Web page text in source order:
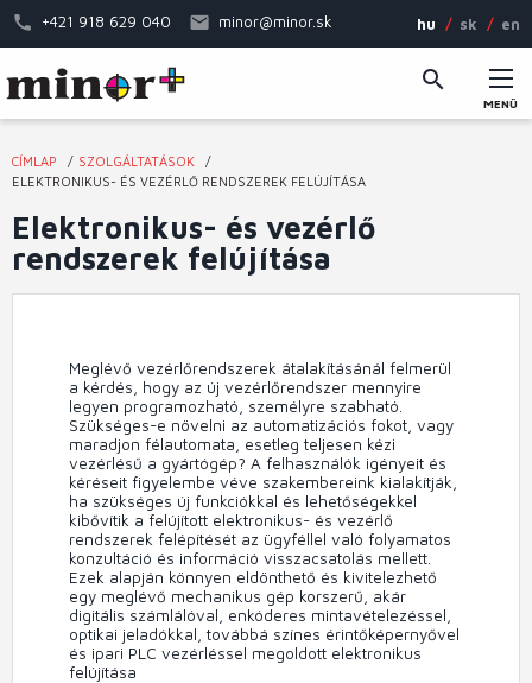
tartalomra
+421 918 629 040 minor@minor.sk hu sk en
Fő
navigáció
MENÜ
Jelenlegi
hely
CÍMLAP
SZOLGÁLTATÁSOK
ELEKTRONIKUS- ÉS VEZÉRLŐ RENDSZEREK FELÚJÍTÁSA
Elektronikus- és vezérlő
rendszerek felújítása
Meglévő vezérlőrendszerek átalakításánál felmerül
a kérdés, hogy az új vezérlőrendszer mennyire
legyen programozható, személyre szabható.
Szükséges-e növelni az automatizációs fokot, vagy
maradjon félautomata, esetleg teljesen kézi
vezérlésű a gyártógép? A felhasználók igényeit és
kéréseit figyelembe véve szakembereink kialakítják,
ha szükséges új funkciókkal és lehetőségekkel
kibővítik a felújított elektronikus- és vezérlő
rendszerek felépítését az ügyféllel való folyamatos
konzultáció és információ visszacsatolás mellett.
Ezek alapján könnyen eldönthető és kivitelezhető
egy meglévő mechanikus gép korszerű, akár
digitális számlálóval, enkóderes mintavételezéssel,
optikai jeladókkal, továbbá színes érintőképernyővel
és ipari PLC vezérléssel megoldott elektronikus
felújítása